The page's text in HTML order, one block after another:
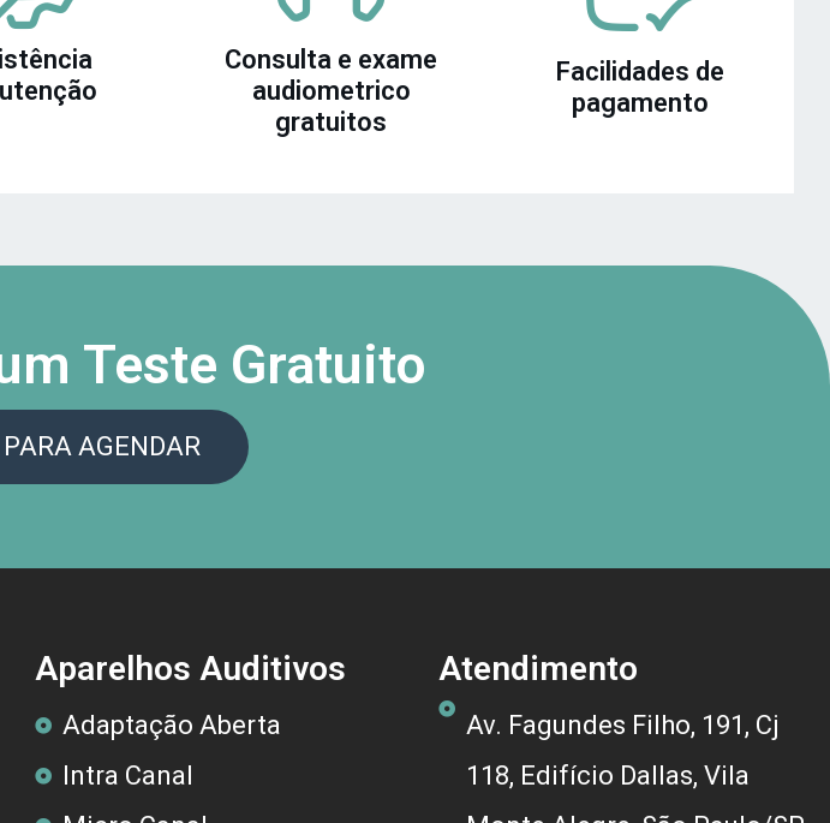
Consulta e exame
audiometrico
gratuitos
Facilidades de
pagamento
Teste Gratuito
AGENDAR
Aparelhos Auditivos
Adaptação Aberta
Intra Canal
Atendimento
Av. Fagundes Filho, 191, Cj
118, Edifício Dallas, Vila